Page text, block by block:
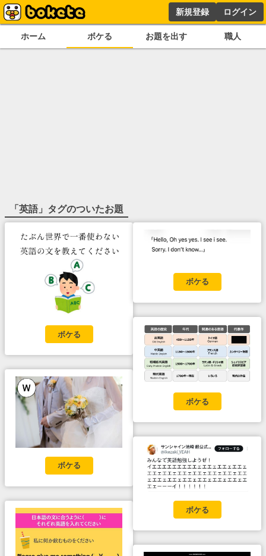
新規登録 ログイン
ホーム ボケる お題を出す 職人
「英語」タグのついたお題
ボケる
ボケる
ボケる
ボケる
ボケる